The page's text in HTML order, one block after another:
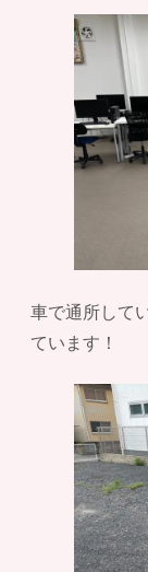
車で通所して
ています！